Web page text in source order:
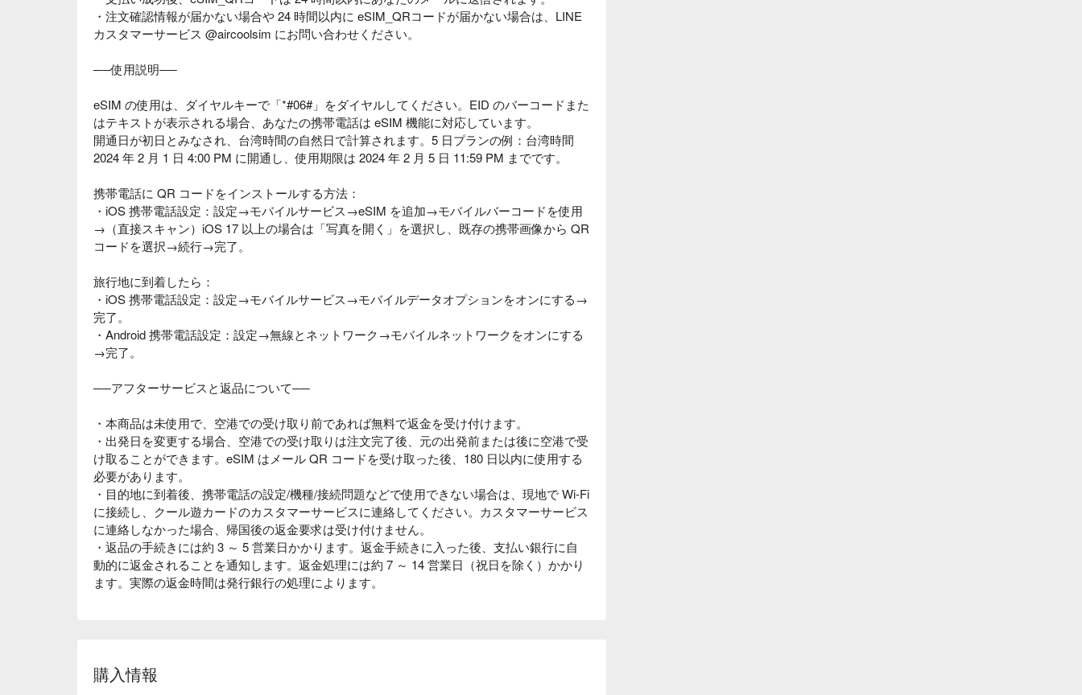
・注文確認情報が届かない場合や 24 時間以内に eSIM_QRコードが届かない場合は、LINE
カスタマーサービス @aircoolsim にお問い合わせください。
──使用説明──
eSIM の使用は、ダイヤルキーで「*#06#」をダイヤルしてください。EID のバーコードまた
はテキストが表示される場合、あなたの携帯電話は eSIM 機能に対応しています。
開通日が初日とみなされ、台湾時間の自然日で計算されます。5 日プランの例：台湾時間
2024 年 2 月 1 日 4:00 PM に開通し、使用期限は 2024 年 2 月 5 日 11:59 PM までです。
携帯電話に QR コードをインストールする方法：
・iOS 携帯電話設定：設定→モバイルサービス→eSIM を追加→モバイルバーコードを使用
→（直接スキャン）iOS 17 以上の場合は「写真を開く」を選択し、既存の携帯画像から QR
コードを選択→続行→完了。
旅行地に到着したら：
・iOS 携帯電話設定：設定→モバイルサービス→モバイルデータオプションをオンにする→
完了。
・Android 携帯電話設定：設定→無線とネットワーク→モバイルネットワークをオンにする
→完了。
──アフターサービスと返品について──
・本商品は未使用で、空港での受け取り前であれば無料で返金を受け付けます。
・出発日を変更する場合、空港での受け取りは注文完了後、元の出発前または後に空港で受
け取ることができます。eSIM はメール QR コードを受け取った後、180 日以内に使用する
必要があります。
・目的地に到着後、携帯電話の設定/機種/接続問題などで使用できない場合は、現地で Wi-Fi
に接続し、クール遊カードのカスタマーサービスに連絡してください。カスタマーサービス
に連絡しなかった場合、帰国後の返金要求は受け付けません。
・返品の手続きには約 3 ～ 5 営業日かかります。返金手続きに入った後、支払い銀行に自
動的に返金されることを通知します。返金処理には約 7 ～ 14 営業日（祝日を除く）かかり
ます。実際の返金時間は発行銀行の処理によります。
購入情報